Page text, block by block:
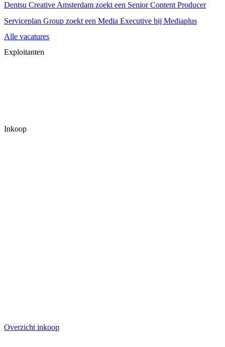
Dentsu Creative Amsterdam zoekt een Senior Content Producer
Serviceplan Group zoekt een Media Executive bij Mediaplus
Alle vacatures
Exploitanten
Inkoop
Overzicht inkoop